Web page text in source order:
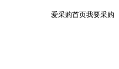
爱采购首页我要采购